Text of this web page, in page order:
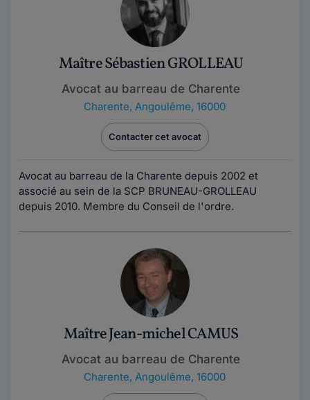
Maître Sébastien GROLLEAU
Avocat au barreau de Charente
Charente, Angoulême, 16000
Contacter cet avocat
Avocat au barreau de la Charente depuis 2002 et
associé au sein de la SCP BRUNEAU-GROLLEAU
depuis 2010. Membre du Conseil de l'ordre.
Maître Jean-michel CAMUS
Avocat au barreau de Charente
Charente, Angoulême, 16000